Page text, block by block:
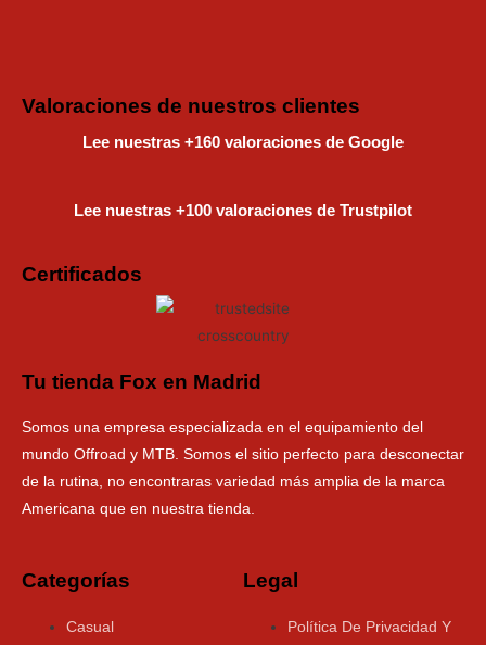
Valoraciones de nuestros clientes
Lee nuestras +160 valoraciones de Google
Lee nuestras +100 valoraciones de Trustpilot
Certificados
Tu tienda Fox en Madrid
Somos una empresa especializada en el equipamiento del
mundo Offroad y MTB. Somos el sitio perfecto para desconectar
de la rutina, no encontraras variedad más amplia de la marca
Americana que en nuestra tienda.
Categorías
Casual
Legal
Política De Privacidad Y